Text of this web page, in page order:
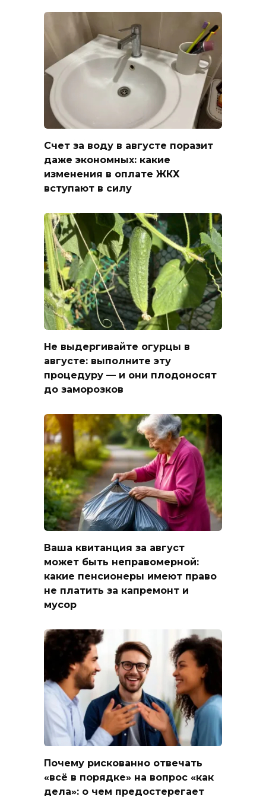
Счет за воду в августе поразит
даже экономных: какие
изменения в оплате ЖКХ
вступают в силу
Не выдергивайте огурцы в
августе: выполните эту
процедуру — и они плодоносят
до заморозков
Ваша квитанция за август
может быть неправомерной:
какие пенсионеры имеют право
не платить за капремонт и
мусор
Почему рискованно отвечать
«всё в порядке» на вопрос «как
дела»: о чем предостерегает